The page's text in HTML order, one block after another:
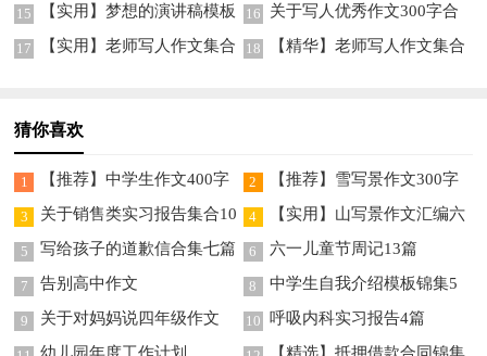
15
【实用】梦想的演讲稿模板
集合七篇
16
关于写人优秀作文300字合
集7篇
17
【实用】老师写人作文集合
18
【精华】老师写人作文集合
猜你喜欢
1
【推荐】中学生作文400字
集锦五篇
2
【推荐】雪写景作文300字
四篇
3
关于销售类实习报告集合10
篇
4
【实用】山写景作文汇编六
篇
5 写给孩子的道歉信合集七篇 6 六一儿童节周记13篇
7 告别高中作文 8
中学生自我介绍模板锦集5
篇
9
关于对妈妈说四年级作文
300字9篇
10 呼吸内科实习报告4篇
幼儿园年度工作计划 【精选】抵押借款合同锦集